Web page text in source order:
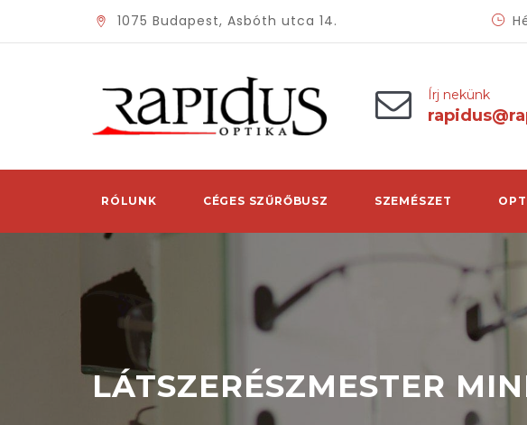
1075 Budapest, Asbóth utca 14.
Írj nekünk
RÓLUNK CÉGES SZŰRŐBUSZ SZEMÉSZET
LÁTSZERÉSZMESTER